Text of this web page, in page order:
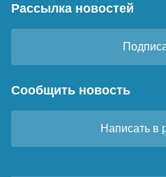
Рассылка новостей
Сообщить новость
Написать в